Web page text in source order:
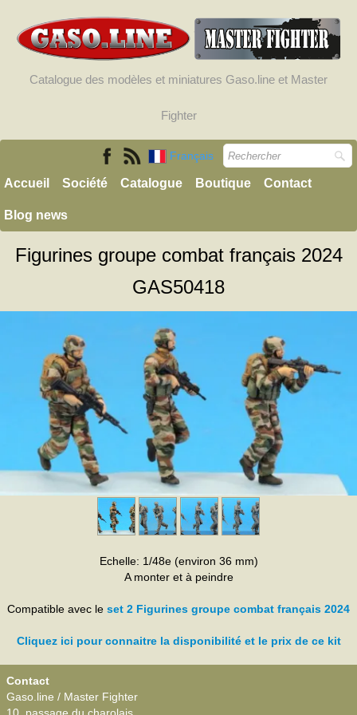
Catalogue des modèles et miniatures Gaso.line et Master
Fighter
Français
Accueil Société Catalogue Boutique Contact
Blog news
Figurines groupe combat français 2024
GAS50418
Echelle: 1/48e (environ 36 mm)
A monter et à peindre
Compatible avec le set 2 Figurines groupe combat français 2024
Cliquez ici pour connaitre la disponibilité et le prix de ce kit
Contact
Gaso.line / Master Fighter
10, passage du charolais